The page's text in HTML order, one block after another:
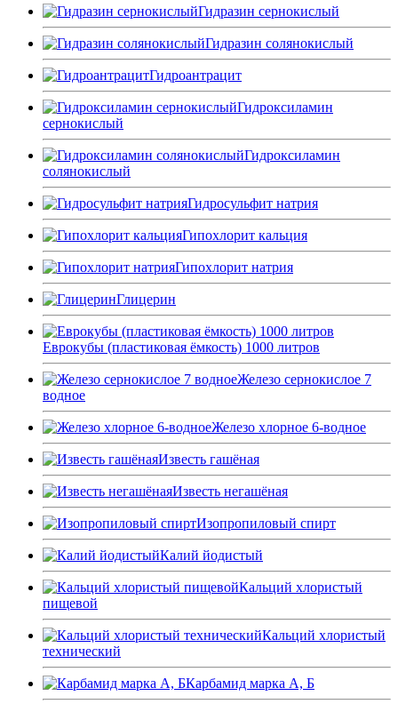
Гидразин сернокислый
Гидразин солянокислый
Гидроантрацит
Гидроксиламин
сернокислый
Гидроксиламин
солянокислый
Гидросульфит натрия
Гипохлорит кальция
Гипохлорит натрия
Глицерин
Еврокубы (пластиковая ёмкость) 1000 литров
Железо сернокислое 7
водное
Железо хлорное 6-водное
Известь гашёная
Известь негашёная
Изопропиловый спирт
Калий йодистый
Кальций хлористый
пищевой
Кальций хлористый
технический
Карбамид марка А, Б